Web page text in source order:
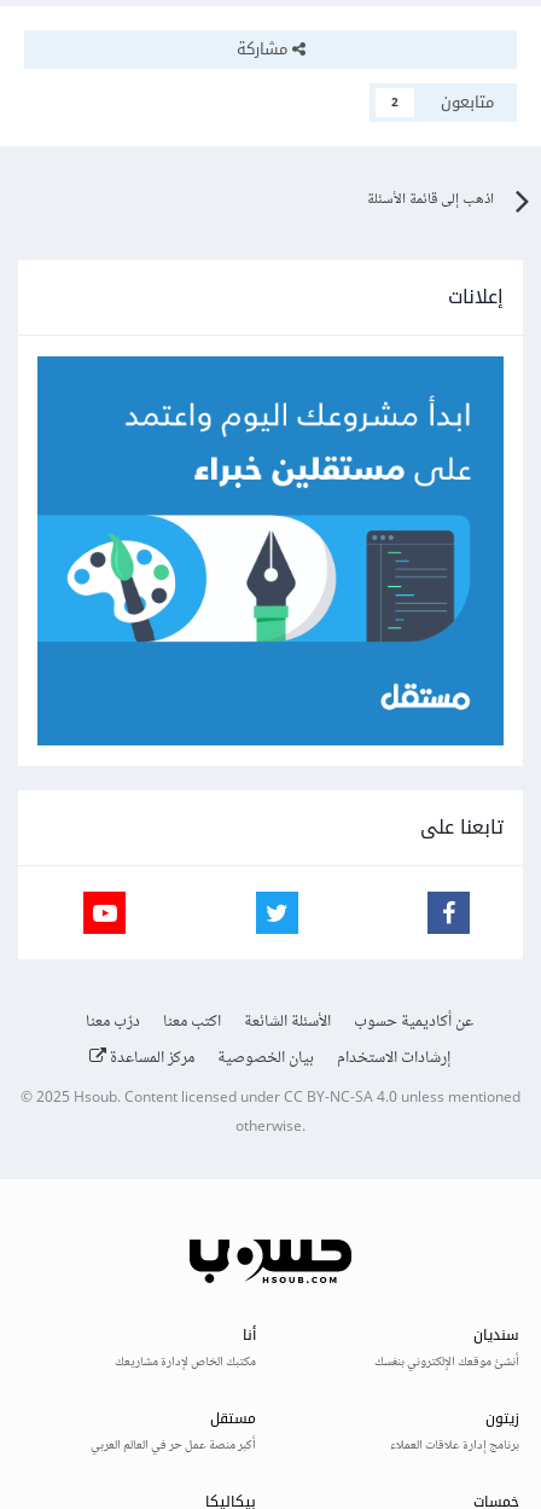
مشاركة
متابعون
2
اذهب إلى قائمة الأسئلة
إعلانات
تابعنا على
عن أكاديمية حسوب الأسئلة الشائعة اكتب معنا
درّب معنا
إرشادات الاستخدام
بيان الخصوصية مركز المساعدة
© 2025Hsoub.Content licensed underCC BY-NC-SA 4.0unless mentioned
otherwise.